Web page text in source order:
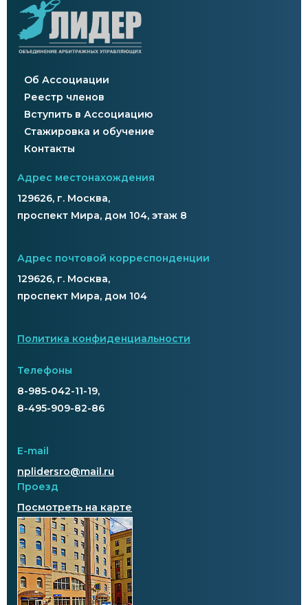
Об Ассоциации
Реестр членов
Вступить в Ассоциацию
Стажировка и обучение
Контакты
Адрес местонахождения
129626, г. Москва,
проспект Мира, дом 104, этаж 8
Адрес почтовой корреспонденции
129626, г. Москва,
проспект Мира, дом 104
Политика конфиденциальности
Телефоны
8-985-042-11-19,
8-495-909-82-86
E-mail
nplidersro@mail.ru
Проезд
Посмотреть на карте